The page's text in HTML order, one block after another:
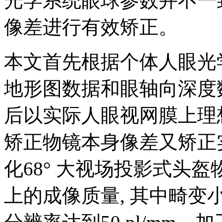
像差进行有效矫正。
本文首先根据个体人眼
地形图数据和眼轴向深
后以实际人眼视网膜上
矫正物镜本身像差又矫
化68° 大视场投影式头盔
上的成像质量, 其中畸变